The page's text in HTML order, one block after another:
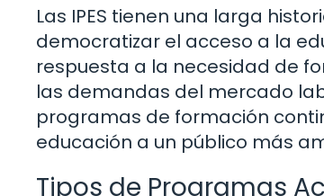
Las IPES tienen una larga
democratizar el acceso a la
respuesta a la necesidad de
las demandas del mercado
programas de formación
educación a un público más
Tipos de Programas